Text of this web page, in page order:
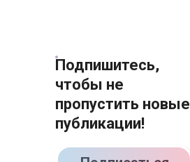
Подпишитесь,
чтобы не
пропустить новые
публикации!